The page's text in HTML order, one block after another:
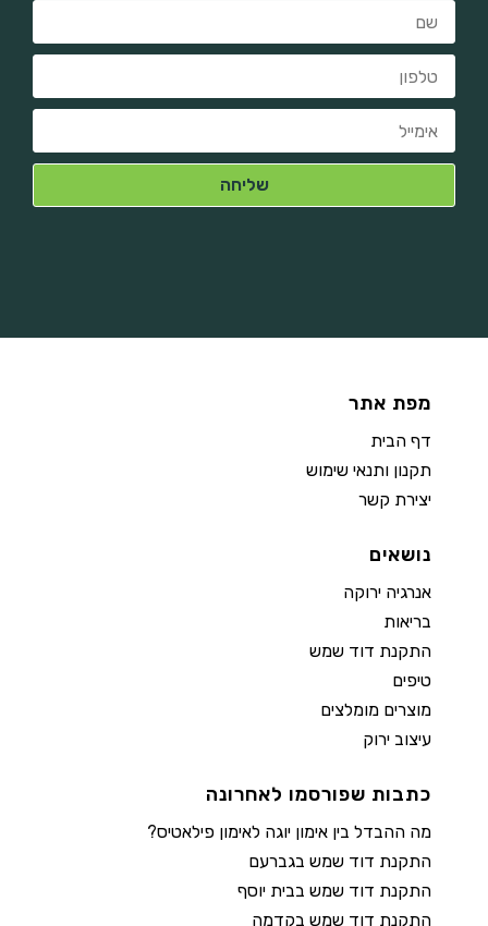
מפת אתר
דף הבית
תקנון ותנאי שימוש
יצירת קשר
נושאים
אנרגיה ירוקה
בריאות
התקנת דוד שמש
טיפים
מוצרים מומלצים
עיצוב ירוק
כתבות שפורסמו לאחרונה
מה ההבדל בין אימון יוגה לאימון פילאטיס?
התקנת דוד שמש בגברעם
התקנת דוד שמש בבית יוסף
התקנת דוד שמש בקדמה